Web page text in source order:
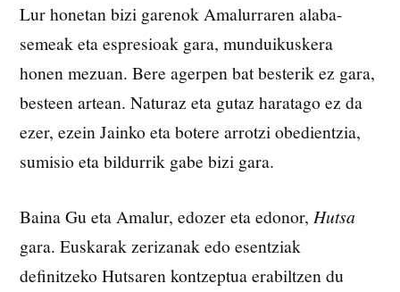
Lur honetan bizi garenok Amalurraren alaba-
semeak eta espresioak gara, munduikuskera
honen mezuan. Bere agerpen bat besterik ez gara,
besteen artean. Naturaz eta gutaz haratago ez da
ezer, ezein Jainko eta botere arrotzi obedientzia,
sumisio eta bildurrik gabe bizi gara.
Baina Gu eta Amalur, edozer eta edonor, Hutsa
gara. Euskarak zerizanak edo esentziak
definitzeko Hutsaren kontzeptua erabiltzen du